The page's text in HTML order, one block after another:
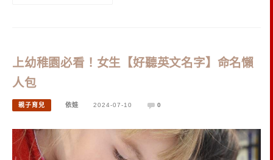
上幼稚園必看！女生【好聽英文名字】命名懶
人包
親子育兒 依娃 2024-07-10 0